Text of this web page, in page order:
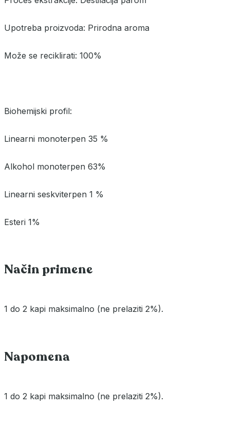
Upotreba proizvoda: Prirodna aroma
Može se reciklirati: 100%
Biohemijski profil:
Linearni monoterpen 35 ​​%
Alkohol monoterpen 63%
Linearni seskviterpen 1 %
Esteri 1%
Način primene
1 do 2 kapi maksimalno (ne prelaziti 2%).
Napomena
1 do 2 kapi maksimalno (ne prelaziti 2%).